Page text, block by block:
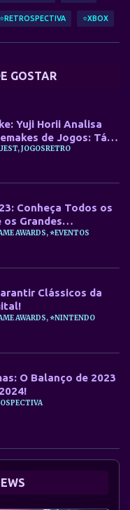
⭐RETROSPECTIVA ⭐XBOX
GOSTAR
Yuji Horii Analisa
de Jogos: Tá
Ponto?
JOGOSRETRO
Conheça Todos os
os Grandes
AWARDS, ⭐EVENTOS
Clássicos da
AWARDS, ⭐NINTENDO
O Balanço de 2023